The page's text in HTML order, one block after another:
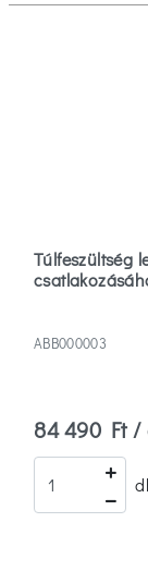
Túlfeszültség
ABB000003
84 490 Ft /